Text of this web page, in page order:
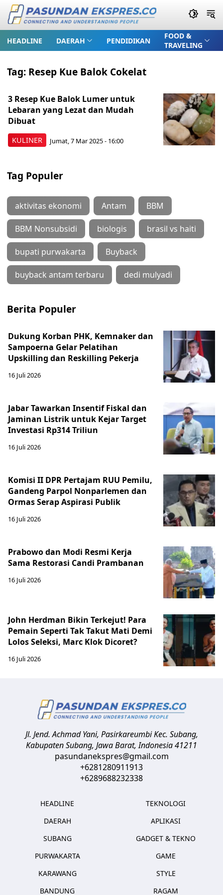
HEADLINE DAERAH PENDIDIKAN
FOOD &
TRAVELING
Tag: Resep Kue Balok Cokelat
KULINER
3 Resep Kue Balok Lumer untuk
Lebaran yang Lezat dan Mudah
Dibuat
Jumat, 7 Mar 2025 - 16:00
Tag Populer
aktivitas ekonomi Antam BBM
BBM Nonsubsidi biologis brasil vs haiti
bupati purwakarta Buyback
buyback antam terbaru dedi mulyadi
Berita Populer
Dukung Korban PHK, Kemnaker dan
Sampoerna Gelar Pelatihan
Upskilling dan Reskilling Pekerja
16 Juli 2026
Jabar Tawarkan Insentif Fiskal dan
Jaminan Listrik untuk Kejar Target
Investasi Rp314 Triliun
16 Juli 2026
Komisi II DPR Pertajam RUU Pemilu,
Gandeng Parpol Nonparlemen dan
Ormas Serap Aspirasi Publik
16 Juli 2026
Prabowo dan Modi Resmi Kerja
Sama Restorasi Candi Prambanan
16 Juli 2026
John Herdman Bikin Terkejut! Para
Pemain Seperti Tak Takut Mati Demi
Lolos Seleksi, Marc Klok Dicoret?
16 Juli 2026
Jl. Jend. Achmad Yani, Pasirkareumbi Kec. Subang,
Kabupaten Subang, Jawa Barat,Indonesia41211
pasundanekspres@gmail.com
+6281280911913
+6289688232338
HEADLINE
DAERAH
SUBANG
PURWAKARTA
KARAWANG
BANDUNG
TEKNOLOGI
APLIKASI
GADGET & TEKNO
GAME
STYLE
RAGAM